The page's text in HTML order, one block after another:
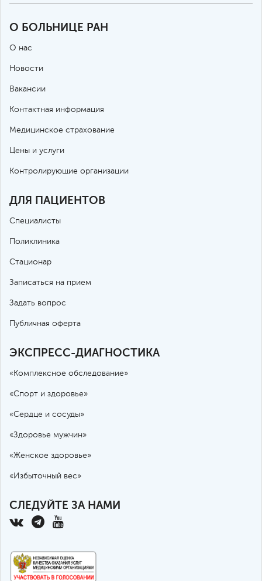
О БОЛЬНИЦЕ РАН
О нас
Новости
Вакансии
Контактная информация
Медицинское страхование
Цены и услуги
Контролирующие организации
ДЛЯ ПАЦИЕНТОВ
Специалисты
Поликлиника
Стационар
Записаться на прием
Задать вопрос
Публичная оферта
ЭКСПРЕСС-ДИАГНОСТИКА
«Комплексное обследование»
«Спорт и здоровье»
«Сердце и сосуды»
«Здоровье мужчин»
«Женское здоровье»
«Избыточный вес»
СЛЕДУЙТЕ ЗА НАМИ